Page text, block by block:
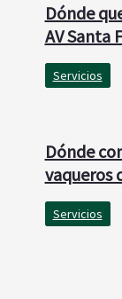
Dónde
AV Santa
Servicios
Dónde
vaqueros
Servicios